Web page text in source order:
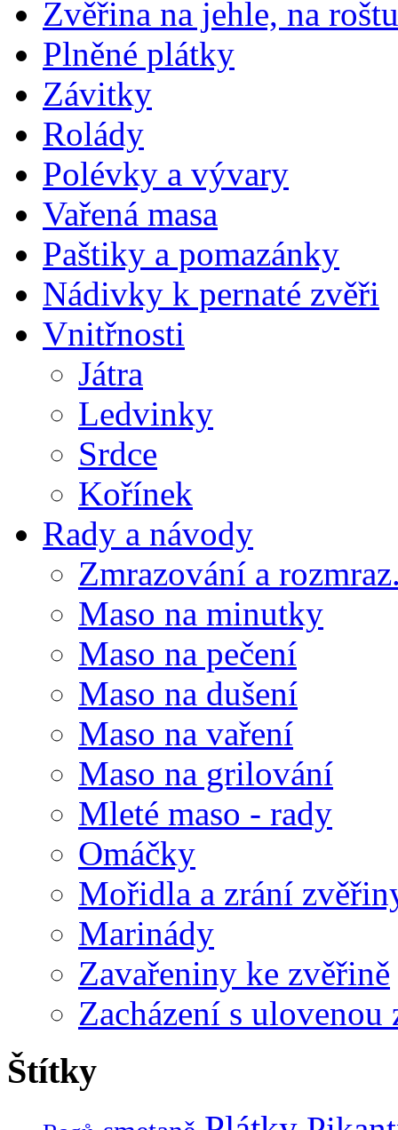
Zvěřina na jehle, na roštu
Plněné plátky
Závitky
Rolády
Polévky a vývary
Vařená masa
Paštiky a pomazánky
Nádivky k pernaté zvěři
Vnitřnosti
Játra
Ledvinky
Srdce
Kořínek
Rady a návody
Zmrazování a
Maso na minutky
Maso na pečení
Maso na dušení
Maso na vaření
Maso na grilování
Mleté maso - rady
Omáčky
Mořidla a zrání
Marinády
Zavařeniny ke zvěřině
Zacházení s ulovenou
Štítky